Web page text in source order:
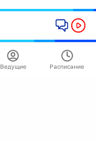
Ведущие Расписание